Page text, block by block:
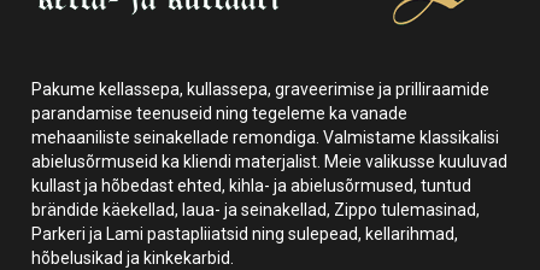
Pakume kellassepa, kullassepa, graveerimise ja prilliraamide
parandamise teenuseid ning tegeleme ka vanade
mehaaniliste seinakellade remondiga. Valmistame klassikalisi
abielusõrmuseid ka kliendi materjalist. Meie valikusse kuuluvad
kullast ja hõbedast ehted, kihla- ja abielusõrmused, tuntud
brändide käekellad, laua- ja seinakellad, Zippo tulemasinad,
Parkeri ja Lami pastapliiatsid ning sulepead, kellarihmad,
hõbelusikad ja kinkekarbid.